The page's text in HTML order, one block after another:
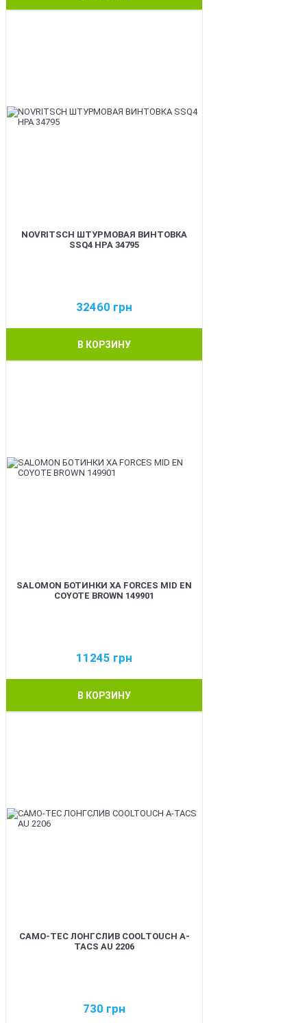
NOVRITSCH ШТУРМОВАЯ ВИНТОВКА
SSQ4 HPA 34795
32460 грн
В КОРЗИНУ
SALOMON БОТИНКИ XA FORCES MID EN
COYOTE BROWN 149901
11245 грн
В КОРЗИНУ
CAMO-TEC ЛОНГСЛИВ COOLTOUCH A-
TACS AU 2206
730 грн